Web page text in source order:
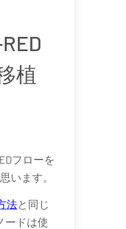
植
フローを
います。
法と同じ
ードは使